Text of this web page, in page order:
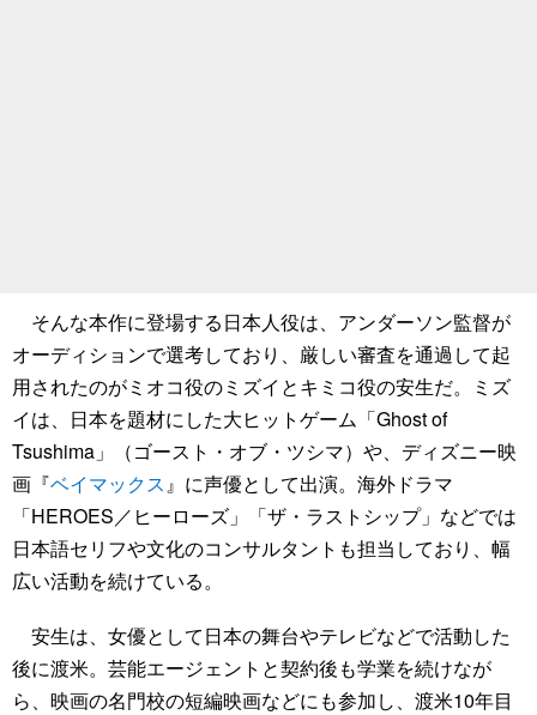
そんな本作に登場する日本人役は、アンダーソン監督が
オーディションで選考しており、厳しい審査を通過して起
用されたのがミオコ役のミズイとキミコ役の安生だ。ミズ
イは、日本を題材にした大ヒットゲーム「Ghost of
Tsushima」（ゴースト・オブ・ツシマ）や、ディズニー映
画『ベイマックス』に声優として出演。海外ドラマ
「HEROES／ヒーローズ」「ザ・ラストシップ」などでは
日本語セリフや文化のコンサルタントも担当しており、幅
広い活動を続けている。
安生は、女優として日本の舞台やテレビなどで活動した
後に渡米。芸能エージェントと契約後も学業を続けなが
ら、映画の名門校の短編映画などにも参加し、渡米10年目